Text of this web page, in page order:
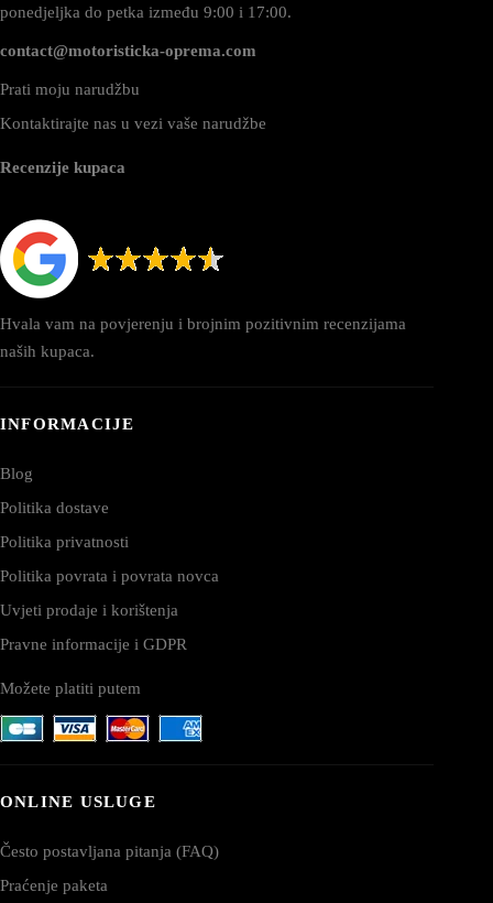
ponedjeljka do petka između 9:00 i 17:00.
contact@motoristicka-oprema.com
Prati moju narudžbu
Kontaktirajte nas u vezi vaše narudžbe
Recenzije kupaca
Hvala vam na povjerenju i brojnim pozitivnim recenzijama
naših kupaca.
INFORMACIJE
Blog
Politika dostave
Politika privatnosti
Politika povrata i povrata novca
Uvjeti prodaje i korištenja
Pravne informacije i GDPR
Možete platiti putem
ONLINE USLUGE
Često postavljana pitanja (FAQ)
Praćenje paketa